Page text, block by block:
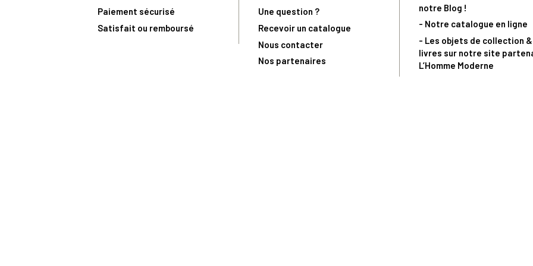
Paiement sécurisé
Satisfait ou remboursé
Une question ?
Recevoir un catalogue
Nous contacter
Nos partenaires
notre Blog !
- Notre catalogue en ligne
- Les objets de collection
livres sur notre site
L’Homme Moderne